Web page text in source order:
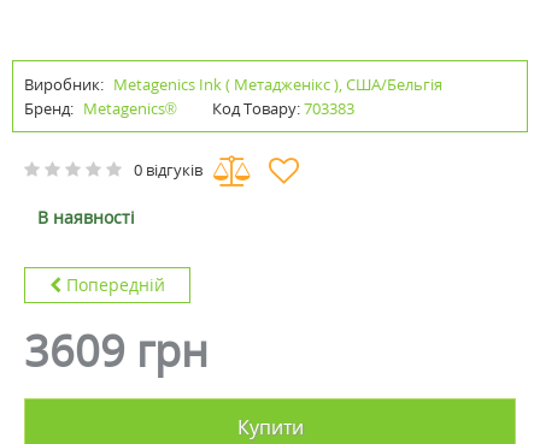
Виробник: Metagenics Ink ( Метадженікс ), США/Бельгія
Бренд: Metagenics® Код Товару:703383
0 відгуків
В наявності
Попередній
3609 грн
Купити